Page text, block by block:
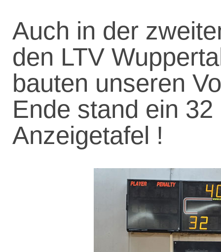
Auch in der
den LTV
bauten unseren
Ende stand ein
Anzeigetafel !